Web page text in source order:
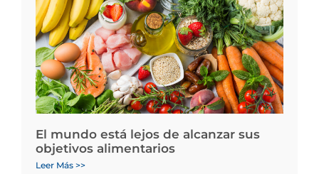
El mundo está lejos de alcanzar sus
objetivos alimentarios
Leer Más >>